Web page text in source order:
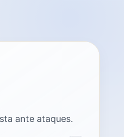
ante ataques.